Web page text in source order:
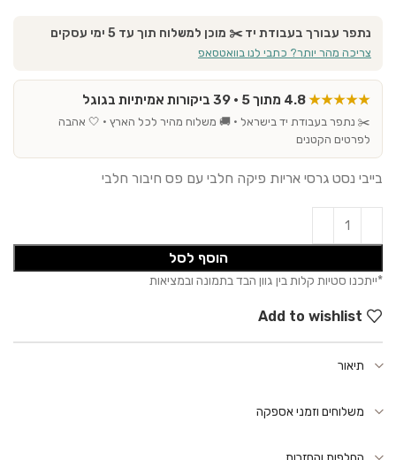
נתפר עבורך בעבודת יד ✂️ מוכן למשלוח תוך עד 5 ימי עסקים
צריכה מהר יותר? כתבי לנו בוואטסאפ
★★★★★
✂️ נתפר בעבודת יד בישראל · 🚚 משלוח מהיר לכל הארץ · 🤍 אהבה
לפרטים הקטנים
בייבי נסט גרסי אריות פיקה חלבי עם פס חיבור חלבי
הוסף לסל
Add to wishlist
תיאור
משלוחים וזמני אספקה